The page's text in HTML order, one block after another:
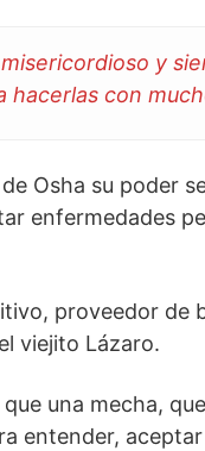
y
hacerlas con
Osha su poder
enfermedades
proveedor de
viejito Lázaro.
una mecha,
entender,